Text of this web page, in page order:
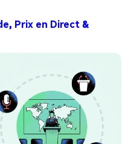
Prix en Direct &